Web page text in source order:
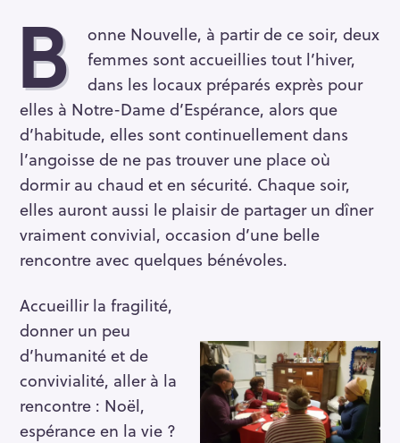
B
onne Nouvelle, à partir de ce soir, deux
femmes sont accueillies tout l’hiver,
dans les locaux préparés exprès pour
elles à Notre-Dame d’Espérance, alors que
d’habitude, elles sont continuellement dans
l’angoisse de ne pas trouver une place où
dormir au chaud et en sécurité. Chaque soir,
elles auront aussi le plaisir de partager un dîner
vraiment convivial, occasion d’une belle
rencontre avec quelques bénévoles.
Accueillir la fragilité,
donner un peu
d’humanité et de
convivialité, aller à la
rencontre : Noël,
espérance en la vie ?